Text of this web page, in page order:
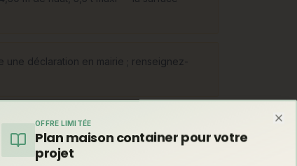
une déclaration en mairie ; renseignez-
OFFRE LIMITÉE
Plan maison container pour votre
projet